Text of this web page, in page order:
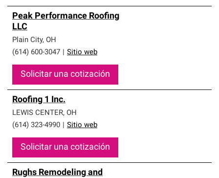
Peak Performance Roofing
LLC
Plain City, OH
(614) 600-3047
Sitio web
Solicitar una cotización
Roofing 1 Inc.
LEWIS CENTER, OH
(614) 323-4990
Sitio web
Solicitar una cotización
Rughs Remodeling and